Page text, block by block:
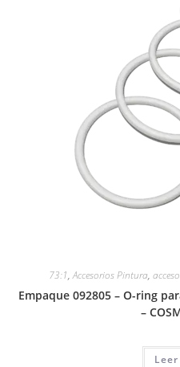
73:1,Accesorios Pintura,
Empaque 092805 – O-ring
–